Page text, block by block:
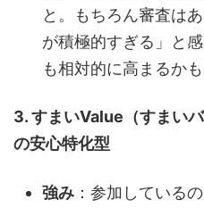
と。もちろん審査は
が積極的すぎる」と
も相対的に高まるかも
3. すまいValue（すまい
の安心特化型
強み ：参加している